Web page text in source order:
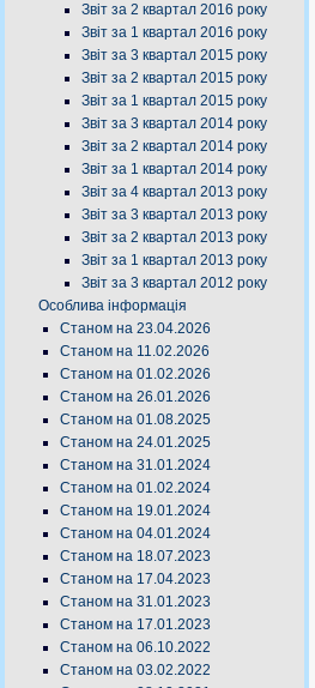
Звіт за 2 квартал 2016 року
Звіт за 1 квартал 2016 року
Звіт за 3 квартал 2015 року
Звіт за 2 квартал 2015 року
Звіт за 1 квартал 2015 року
Звіт за 3 квартал 2014 року
Звіт за 2 квартал 2014 року
Звіт за 1 квартал 2014 року
Звіт за 4 квартал 2013 року
Звіт за 3 квартал 2013 року
Звіт за 2 квартал 2013 року
Звіт за 1 квартал 2013 року
Звіт за 3 квартал 2012 року
Особлива інформація
Станом на 23.04.2026
Станом на 11.02.2026
Станом на 01.02.2026
Станом на 26.01.2026
Станом на 01.08.2025
Станом на 24.01.2025
Станом на 31.01.2024
Станом на 01.02.2024
Станом на 19.01.2024
Станом на 04.01.2024
Станом на 18.07.2023
Станом на 17.04.2023
Станом на 31.01.2023
Станом на 17.01.2023
Станом на 06.10.2022
Станом на 03.02.2022